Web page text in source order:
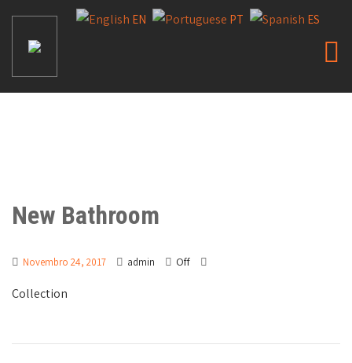
New Bathroom
Novembro 24, 2017 admin Off
Collection
EN PT ES